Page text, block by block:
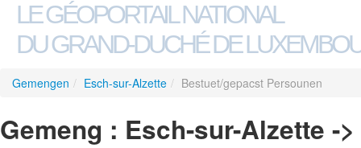
LE GÉOPORTAIL NATIONAL
DU GRAND-DUCHÉ DE
Gemengen / Esch-sur-Alzette / Bestuet/gepacst Persounen
Gemeng : Esch-sur-Alzette -